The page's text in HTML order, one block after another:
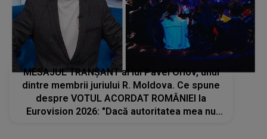
MESAJUL TRANȘANT al lui Pavel Orlov, unul
dintre membrii juriului R. Moldova. Ce spune
despre VOTUL ACORDAT ROMÂNIEI la
Eurovision 2026: "Dacă autoritatea mea nu